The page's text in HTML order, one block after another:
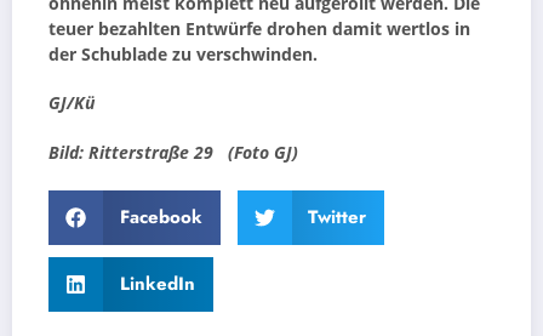
teuer bezahlten Entwürfe drohen damit wertlos in
der Schublade zu verschwinden.
GJ/Kü
Bild: Ritterstraße 29 (Foto GJ)
Facebook Twitter
LinkedIn